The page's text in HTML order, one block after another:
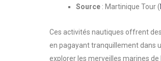
Source : Martinique Tour​(
Ces activités nautiques offrent
en pagayant tranquillement dans
explorer les merveilles marines de